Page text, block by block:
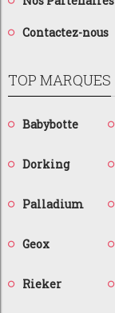
Contactez-nous
TOP MARQUES
Babybotte
Dorking
Palladium
Geox
Rieker